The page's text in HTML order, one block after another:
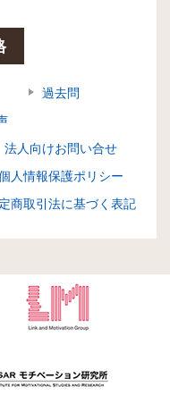
過去問
法人向けお問い合せ
人情報保護ポリシー
商取引法に基づく表記